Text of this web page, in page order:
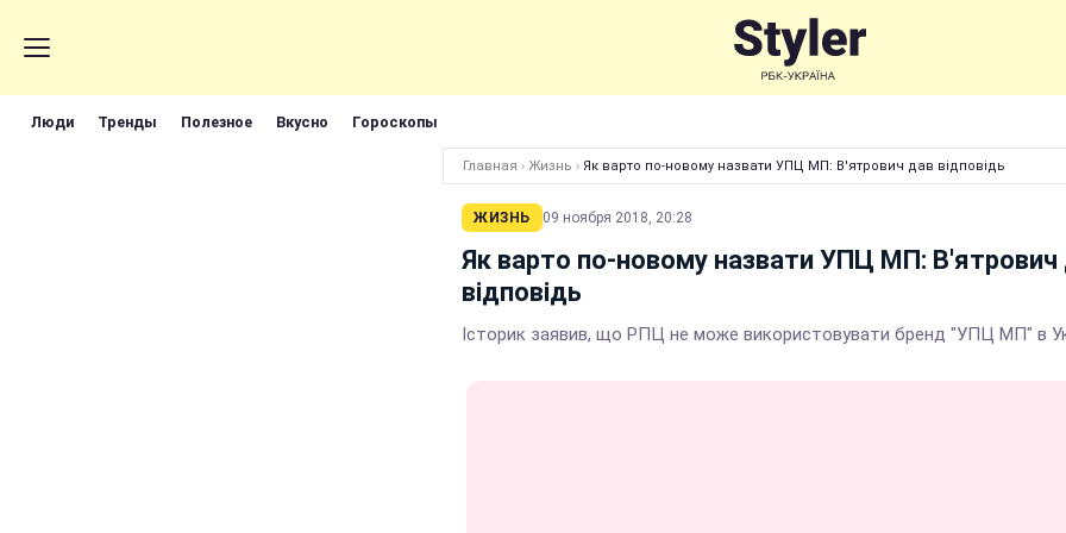
Люди Тренды Полезное Вкусно Гороскопы
Главная › Жизнь › Як варто по-новому назвати УПЦ МП: В'ятрович дав відповідь
ЖИЗНЬ 09 ноября 2018, 20:28
Як варто по-новому назвати УПЦ МП: В'ятрович
відповідь
Історик заявив, що РПЦ не може використовувати бренд "УПЦ МП" в